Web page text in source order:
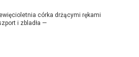
córka drżącymi rękami
i zbladła —